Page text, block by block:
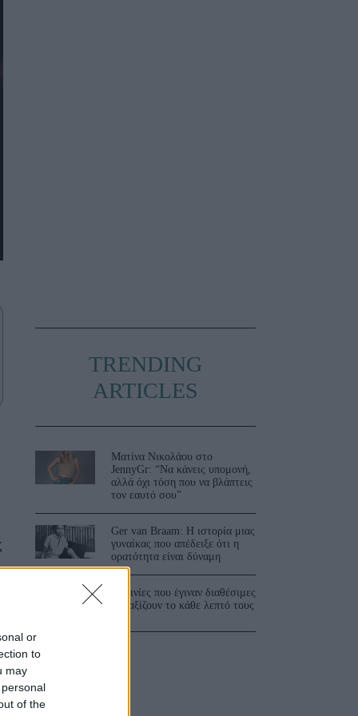
or
to
may
of the
TRENDING
ARTICLES
Ματίνα Νικολάου στο
JennyGr: “Να κάνεις υπομονή,
αλλά όχι τόση που να βλάπτεις
τον εαυτό σου”
Ger van Braam: Η ιστορία μιας
γυναίκας που απέδειξε ότι η
ορατότητα είναι δύναμη
3 ταινίες που έγιναν διαθέσιμες
και αξίζουν το κάθε λεπτό τους